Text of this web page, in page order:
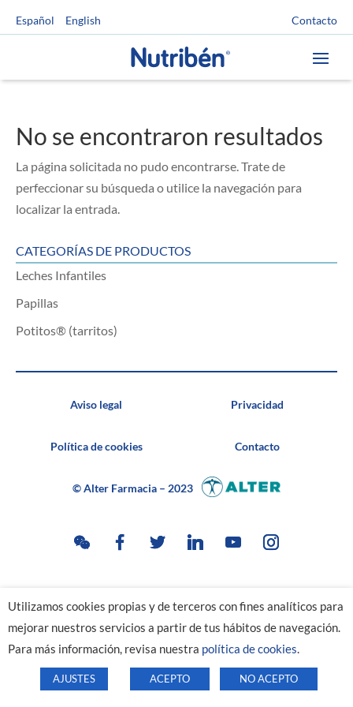
Español English Contacto
No se encontraron resultados
La página solicitada no pudo encontrarse. Trate de
perfeccionar su búsqueda o utilice la navegación para
localizar la entrada.
CATEGORÍAS DE PRODUCTOS
Leches Infantiles
Papillas
Potitos® (tarritos)
Aviso legal Privacidad
Política de cookies Contacto
© Alter Farmacia – 2023
Utilizamos cookies propias y de terceros con fines analíticos para
mejorar nuestros servicios a partir de tus hábitos de navegación.
Para más información, revisa nuestra política de cookies.
AJUSTES ACEPTO NO ACEPTO